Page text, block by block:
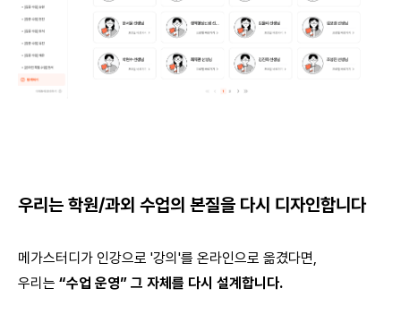
우리는 학원/과외 수업의 본질을 다시 디자인합니다
메가스터디가 인강으로 '강의'를 온라인으로 옮겼다면,
우리는 “수업 운영” 그 자체를 다시 설계합니다.